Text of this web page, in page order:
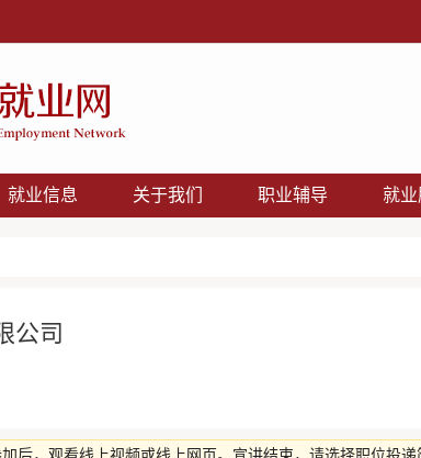
就业信息 关于我们 职业辅导 就
公司